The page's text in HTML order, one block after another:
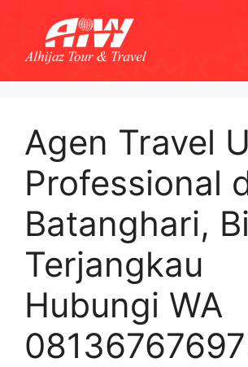
content
Agen Travel
Professional
Batanghari,
Terjangkau
Hubungi WA